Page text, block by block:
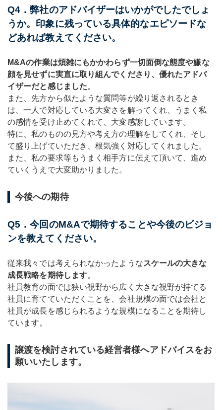
Q4．弊社のアドバイザーはいかがでしたでしょ
うか。印象に残っている具体的なエピソードな
どあれば教えてください。
M&Aの作業は煩雑にもかかわらず一切面倒な態度や嫌な
顔を見せずに実直に取り組んでくださり、優れたアドバ
イザーだと感じました。
また、先方から似たような質問等が繰り返されるとき
は、一人で対応している大変さを解ってくれ、うまく私
の感情を受け止めてくれて、大変感謝しています。
特に、私のものの見方や考え方の理解をしてくれ、そし
て盛り上げていただき、根気強く対応してくれました。
また、私の要求等もうまく相手方に伝えて頂いて、進め
ていくうえで大変助かりました。
今後への期待
Q5．今回のM&Aで期待することや今後のビジョ
ンを教えてください。
従来我々では考えられなかったようなスケールの大きな
成長戦略を期待します。
社員教育の面では狭い視野から広く大きな視野が持てる
社員に育てていただくことを、会社規模の面では会社と
社員が成長を感じられるような規模になることを期待し
ています。
譲渡を検討されている経営者様へアドバイスをお
願いいたします。